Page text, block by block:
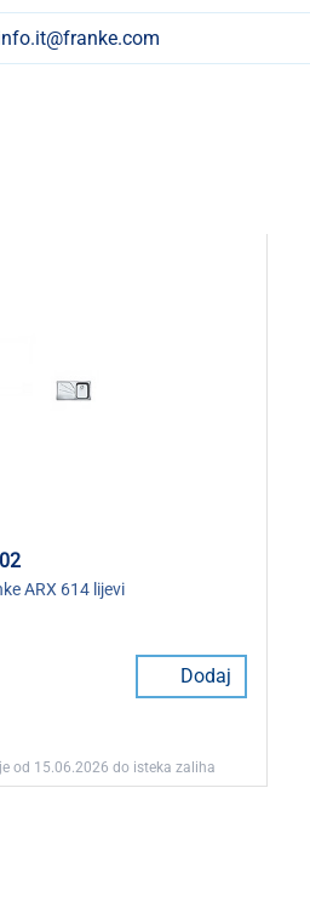
ARX 614 lijevi
Dodaj
od 15.06.2026 do isteka zaliha